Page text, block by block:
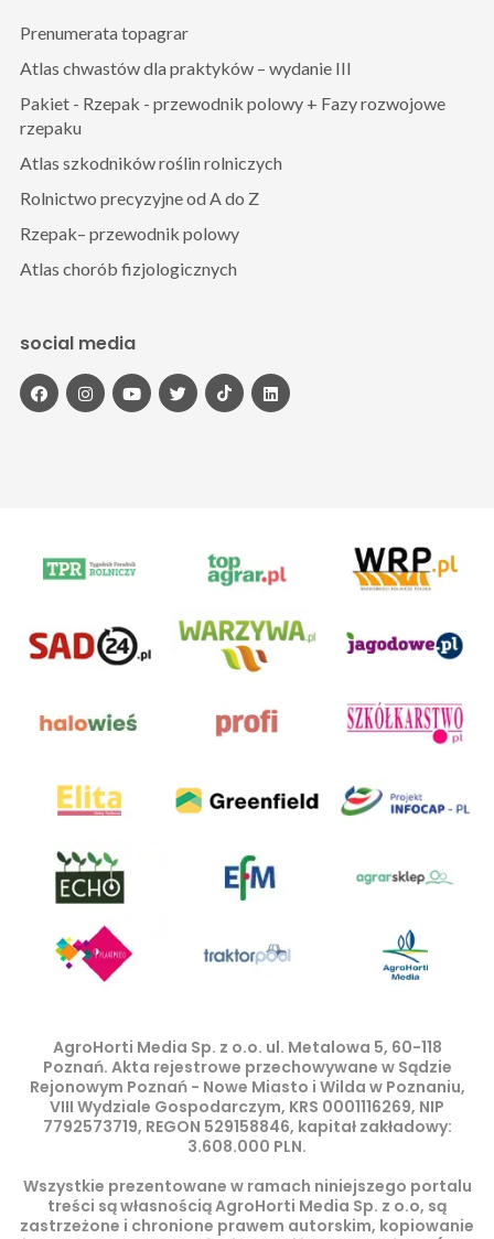
Prenumerata topagrar
Atlas chwastów dla praktyków – wydanie III
Pakiet - Rzepak - przewodnik polowy + Fazy rozwojowe
rzepaku
Atlas szkodników roślin rolniczych
Rolnictwo precyzyjne od A do Z
Rzepak– przewodnik polowy
Atlas chorób fizjologicznych
social media
AgroHorti Media Sp. z o.o. ul. Metalowa 5, 60-118
Poznań. Akta rejestrowe przechowywane w Sądzie
Rejonowym Poznań - Nowe Miasto i Wilda w Poznaniu,
VIII Wydziale Gospodarczym, KRS 0001116269, NIP
7792573719, REGON 529158846, kapitał zakładowy:
3.608.000 PLN.
Wszystkie prezentowane w ramach niniejszego portalu
treści są własnością AgroHorti Media Sp. z o.o, są
zastrzeżone i chronione prawem autorskim, kopiowanie